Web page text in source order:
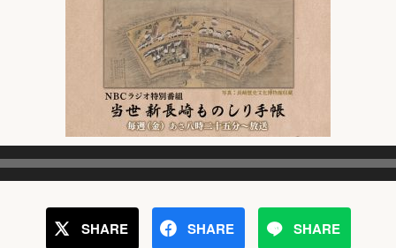
SHARE SHARE SHARE